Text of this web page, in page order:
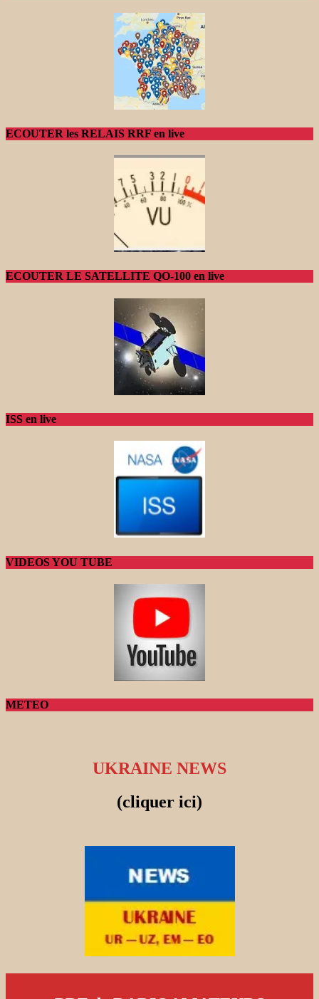
ECOUTER les RELAIS RRF en live
ECOUTER LE SATELLITE QO-100 en live
ISS en live
VIDEOS YOU TUBE
METEO
UKRAINE NEWS
(cliquer ici)